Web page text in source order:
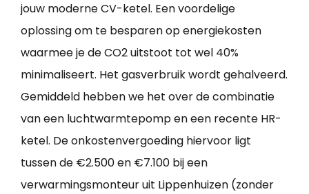
jouw moderne CV-ketel. Een voordelige
oplossing om te besparen op energiekosten
waarmee je de CO2 uitstoot tot wel 40%
minimaliseert. Het gasverbruik wordt gehalveerd.
Gemiddeld hebben we het over de combinatie
van een luchtwarmtepomp en een recente HR-
ketel. De onkostenvergoeding hiervoor ligt
tussen de €2.500 en €7.100 bij een
verwarmingsmonteur uit Lippenhuizen (zonder